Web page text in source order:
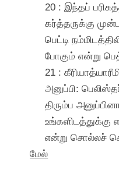
20 : இந்தப்
கர்த்தருக்கு
பெட்டி
போகும் என்று
21 :
அனுப்பி:
திரும்ப
என்று சொல்லச்
மேல்